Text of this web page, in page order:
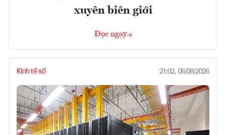
xuyên biên giới
Đọc ngay
Kinh tế số 21:02, 06/08/2026